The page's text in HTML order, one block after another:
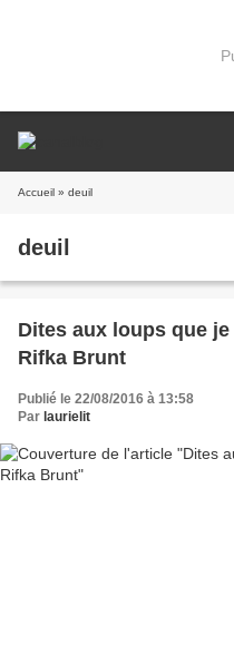
Accueil » deuil
deuil
Dites aux loups que
Rifka Brunt
Publié le 22/08/2016 à 13:58
Par laurielit